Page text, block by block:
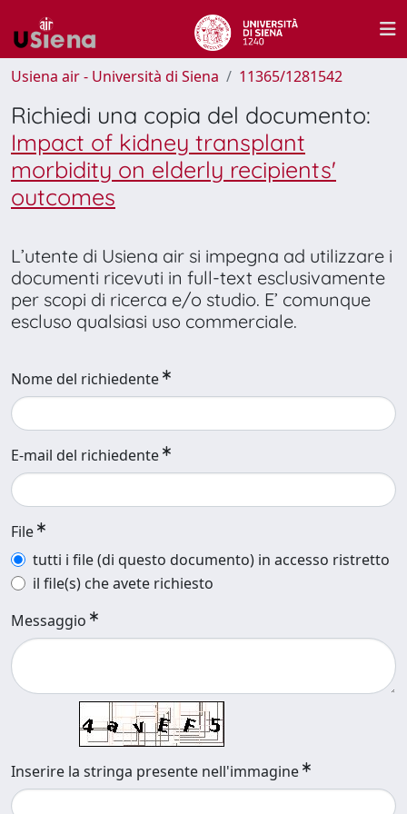
Usiena air - Università di Siena 11365/1281542
Richiedi una copia del documento:
Impact of kidney transplant
morbidity on elderly recipients'
outcomes
L’utente di Usiena air si impegna ad utilizzare i
documenti ricevuti in full-text esclusivamente
per scopi di ricerca e/o studio. E’ comunque
escluso qualsiasi uso commerciale.
Nome del richiedente
E-mail del richiedente
File
tutti i file (di questo documento) in accesso ristretto
il file(s) che avete richiesto
Messaggio
Inserire la stringa presente nell'immagine